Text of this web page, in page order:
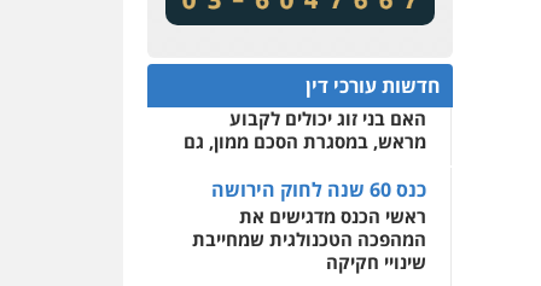
שירותים מקצועיים לעורכי
דין
0522508109
אחסון אתרים
מהירות הגנה גיבוי
לעורכי דין
מרכז התחלה חדשה
חדשות עורכי דין
מע"מ ומוסדות ללא כוונת רווח
המתח שבין חוק יחסי ממון
לבין חוק הירושה
האם בני זוג יכולים לקבוע
מראש, במסגרת הסכם ממון, גם
כנס 60 שנה לחוק הירושה
ראשי הכנס מדגישים את
המהפכה הטכנולגית שמחייבת
שינויי חקיקה